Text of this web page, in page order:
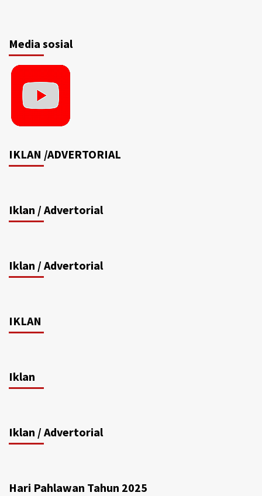
Media sosial
IKLAN /ADVERTORIAL
Iklan / Advertorial
Iklan / Advertorial
IKLAN
Iklan
Iklan / Advertorial
Hari Pahlawan Tahun 2025